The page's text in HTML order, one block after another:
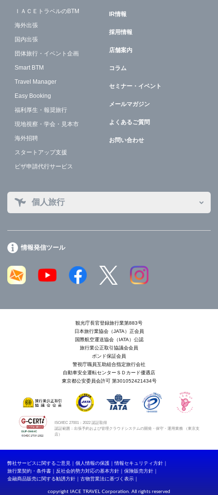
ＩＡＣＥトラベルのBTM
海外出張
国内出張
団体旅行・イベント企画
Smart BTM
Travel Manager
Easy Booking
福利厚生・報奨旅行
現地視察・学会・見本市
海外招聘
スタートアップ支援
ビザ申請代行サービス
IR情報
採用情報
店舗案内
コラム
セミナー・イベント
メールマガジン
よくあるご質問
お問い合わせ
個人旅行
情報発信ツール
観光庁長官登録旅行業第883号
日本旅行業協会（JATA）正会員
国際航空運送協会（IATA）公認
旅行業公正取引協議会会員
ボンド保証会員
警視庁職員互助組合指定旅行会社
自動車安全運転センターＳＤカード優遇店
東京都公安委員会許可 第301052421434号
ISO/IEC 27001：2022 認証取得
認証範囲：出張予約および管理クラウドシステムの開発・保守・運用業務 （東京支
店）
弊社サービスに関するご意見 個人情報の保護
情報セキュリティ方針
旅行業契約・条件書
反社会的勢力対応の基本方針
保険販売方針
金融商品販売に関する勧誘方針
古物営業法に基づく表示
copyright IACE TRAVEL Corporation. All rights reserved